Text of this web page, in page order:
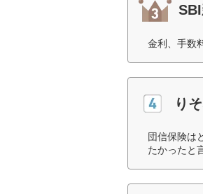
金利、手数
り
団信保険は
たかったと